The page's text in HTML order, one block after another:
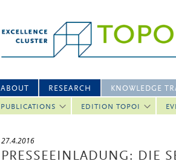
ABOUT RESEARCH KNOWLEDGE
PUBLICATIONS EDITION TOPOI
27.4.2016
PRESSEEINLADUNG: DIE